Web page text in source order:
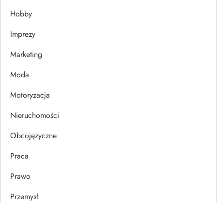
a
w
p
u
Hobby
Imprezy
Marketing
Moda
Motoryzacja
Nieruchomości
Obcojęzyczne
Praca
Prawo
Przemysł